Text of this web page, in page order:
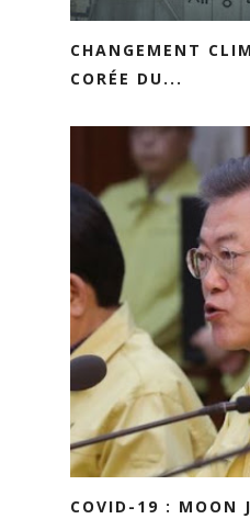
CHANGEMENT
CORÉE DU...
COVID-19 : MOON